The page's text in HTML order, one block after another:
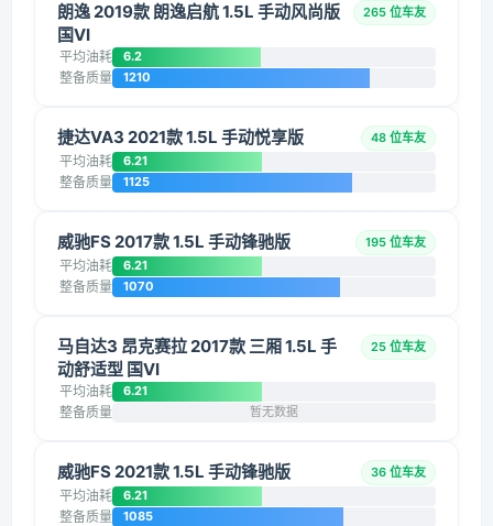
朗逸 2019款 朗逸启航 1.5L 手动风尚版
国VI
265 位车友
平均油耗 6.2
整备质量 1210
捷达VA3 2021款 1.5L 手动悦享版 48 位车友
平均油耗 6.21
整备质量 1125
威驰FS 2017款 1.5L 手动锋驰版 195 位车友
平均油耗 6.21
整备质量 1070
马自达3 昂克赛拉 2017款 三厢 1.5L 手
动舒适型 国VI
25 位车友
平均油耗 6.21
整备质量 暂无数据
威驰FS 2021款 1.5L 手动锋驰版 36 位车友
平均油耗 6.21
整备质量 1085